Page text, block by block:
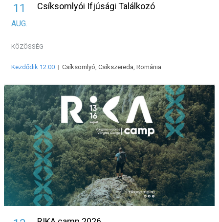
11
AUG.
Csíksomlyói Ifjúsági Találkozó
KÖZÖSSÉG
Kezdődik 12:00 | Csíksomlyó, Csíkszereda, Románia